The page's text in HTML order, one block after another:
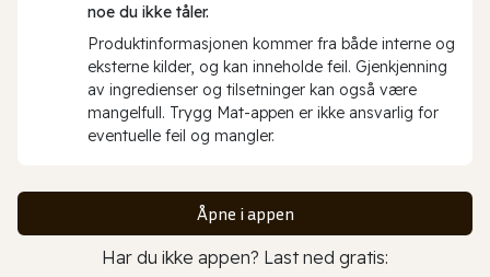
noe du ikke tåler.
Produktinformasjonen kommer fra både interne og
eksterne kilder, og kan inneholde feil. Gjenkjenning
av ingredienser og tilsetninger kan også være
mangelfull. Trygg Mat-appen er ikke ansvarlig for
eventuelle feil og mangler.
Åpne i appen
Har du ikke appen? Last ned gratis: